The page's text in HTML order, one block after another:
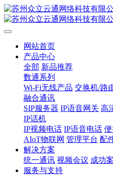
网站首页
产品中心
全部 新品推荐
数通系列
Wi-Fi无线产品 交换机/路
融合通讯
SIP服务器 IP语音网关 高
IP话机
IP视频电话 IP语音电话
AIoT物联网 管理平台 配
解决方案
统一通讯 视频会议 成功
服务与支持